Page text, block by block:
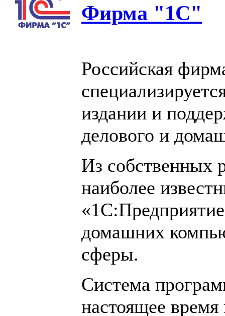
Фирма "1С"
Российская
издании и
делового и
Из собственных
наиболее
домашних
сферы.
Система
настоящее